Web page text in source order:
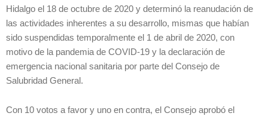
Hidalgo el 18 de octubre de 2020 y determinó la reanudación de
las actividades inherentes a su desarrollo, mismas que habían
sido suspendidas temporalmente el 1 de abril de 2020, con
motivo de la pandemia de COVID-19 y la declaración de
emergencia nacional sanitaria por parte del Consejo de
Salubridad General.
Con 10 votos a favor y uno en contra, el Consejo aprobó el